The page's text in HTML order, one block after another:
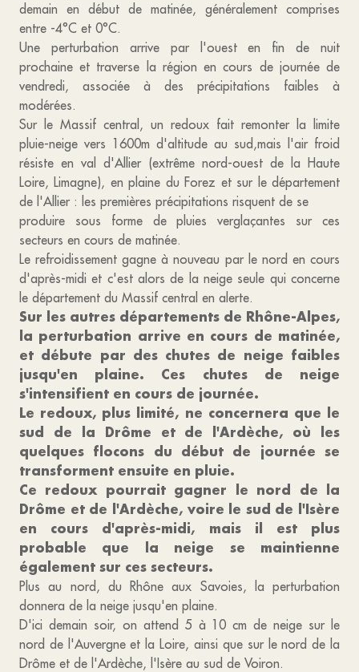
demain en début de matinée, généralement comprises
entre -4°C et 0°C.
Une perturbation arrive par l'ouest en fin de nuit
prochaine et traverse la région en cours de journée de
vendredi, associée à des précipitations faibles à
modérées.
Sur le Massif central, un redoux fait remonter la limite
pluie-neige vers 1600m d'altitude au sud,mais l'air froid
résiste en val d'Allier (extrême nord-ouest de la Haute
Loire, Limagne), en plaine du Forez et sur le département
de l'Allier : les premières précipitations risquent de se
produire sous forme de pluies verglaçantes sur ces
secteurs en cours de matinée.
Le refroidissement gagne à nouveau par le nord en cours
d'après-midi et c'est alors de la neige seule qui concerne
le département du Massif central en alerte.
Sur les autres départements de Rhône-Alpes,
la perturbation arrive en cours de matinée,
et débute par des chutes de neige faibles
jusqu'en plaine. Ces chutes de neige
s'intensifient en cours de journée.
Le redoux, plus limité, ne concernera que le
sud de la Drôme et de l'Ardèche, où les
quelques flocons du début de journée se
transforment ensuite en pluie.
Ce redoux pourrait gagner le nord de la
Drôme et de l'Ardèche, voire le sud de l'Isère
en cours d'après-midi, mais il est plus
probable que la neige se maintienne
également sur ces secteurs.
Plus au nord, du Rhône aux Savoies, la perturbation
donnera de la neige jusqu'en plaine.
D'ici demain soir, on attend 5 à 10 cm de neige sur le
nord de l'Auvergne et la Loire, ainsi que sur le nord de la
Drôme et de l'Ardèche, l'Isère au sud de Voiron.